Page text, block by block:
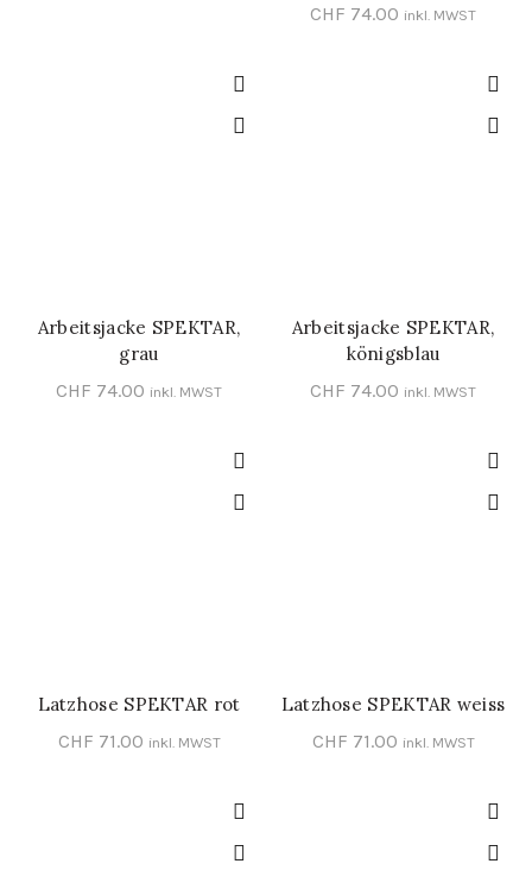
CHF 74.00 inkl. MWST
SCHNELL-EINKAUF
Arbeitsjacke SPEKTAR,
grau
CHF 74.00 inkl. MWST
SCHNELL-EINKAUF
Arbeitsjacke SPEKTAR,
königsblau
CHF 74.00 inkl. MWST
SCHNELL-EINKAUF
Latzhose SPEKTAR rot
CHF 71.00 inkl. MWST
SCHNELL-EINKAUF
Latzhose SPEKTAR weiss
CHF 71.00 inkl. MWST